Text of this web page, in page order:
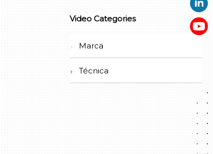
Video Categories
Marca
Técnica